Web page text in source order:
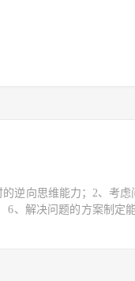
的逆向思维能力；2、考
、解决问题的方案制定